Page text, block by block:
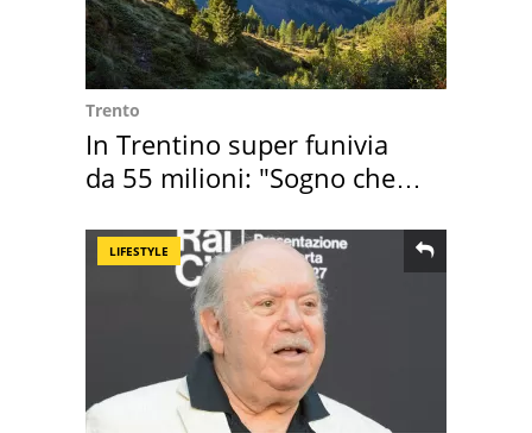
Trento
In Trentino super funivia
da 55 milioni: "Sogno che si
LIFESTYLE